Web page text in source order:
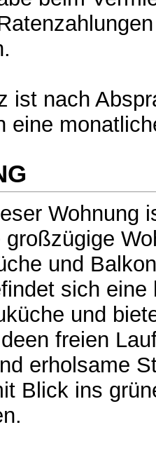
ist nach
eine
Wohnung
großzügige
und
sich eine
und
freien
erholsame
Blick ins